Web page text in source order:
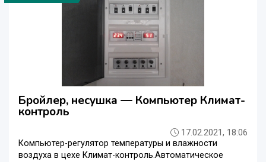
Бройлер, несушка — Компьютер Климат-
контроль
17.02.2021, 18:06
Компьютер-регулятор температуры и влажности
воздуха в цехе Климат-контроль.Автоматическое